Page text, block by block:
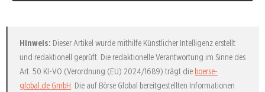
Hinweis: Dieser Artikel wurde mithilfe Künstlicher Intelligenz erstellt
und redaktionell geprüft. Die redaktionelle Verantwortung im Sinne des
Art. 50 KI-VO (Verordnung (EU) 2024/1689) trägt die boerse-
global.de GmbH. Die auf Börse Global bereitgestellten Informationen